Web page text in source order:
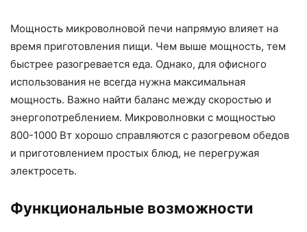
Мощность микроволновой печи напрямую влияет на
время приготовления пищи. Чем выше мощность, тем
быстрее разогревается еда. Однако, для офисного
использования не всегда нужна максимальная
мощность. Важно найти баланс между скоростью и
энергопотреблением. Микроволновки с мощностью
800-1000 Вт хорошо справляются с разогревом обедов
и приготовлением простых блюд, не перегружая
электросеть.
Функциональные возможности